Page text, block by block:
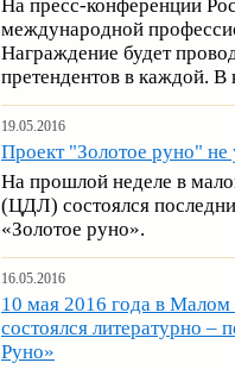
На пресс-конференции
международной
Награждение будет
претендентов в каждой. В
19.05.2016
Проект "Золотое руно" не
На прошлой неделе в
(ЦДЛ) состоялся
«Золотое руно».
16.05.2016
10 мая 2016 года в Малом
состоялся литературно –
Руно»